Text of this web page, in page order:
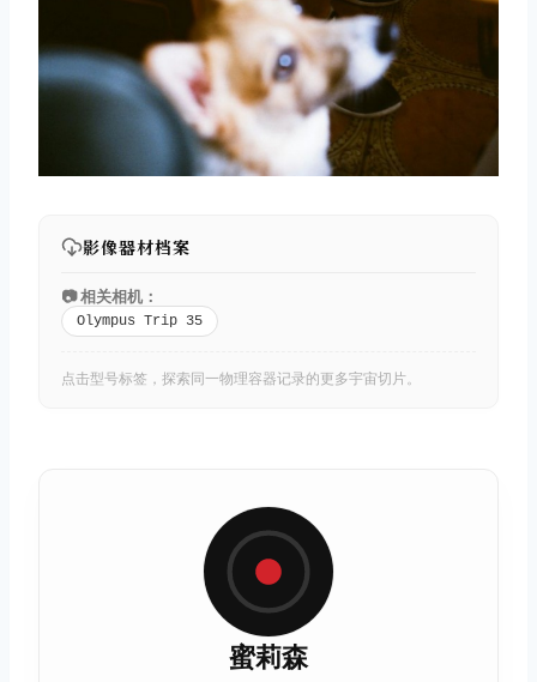
影像器材档案
📷 相关相机：
Olympus Trip 35
点击型号标签，探索同一物理容器记录的更多宇宙切片。
蜜莉森
取消 搜索